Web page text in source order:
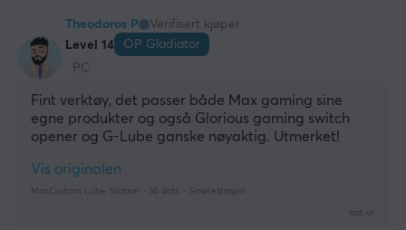
Theodoros P
Verifisert kjøper
Level 14
OP Gladiator
PC
Fint verktøy, det passer både Max gaming sine
egne produkter og også Glorious gaming switch
opener og G-Lube ganske nøyaktig. Utmerket!
Vis originalen
MaxCustom Lube Station - 36 slots - Smørestasjon
last yr.